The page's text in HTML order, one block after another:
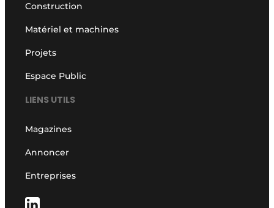
Construction
Matériel et machines
Projets
Espace Public
LIENS UTILS
Magazines
Annoncer
Entreprises